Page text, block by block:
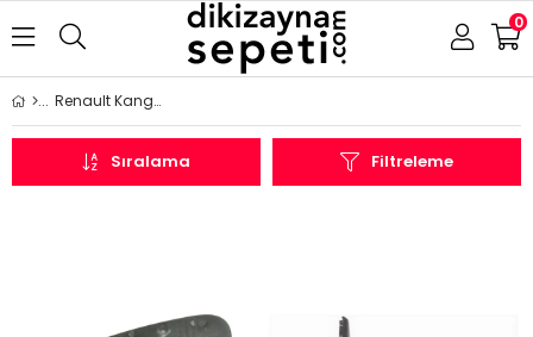
0
Renault Kangoo
Filtreleme
Sıralama